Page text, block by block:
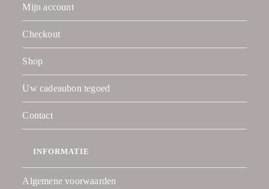
Mijn account
Checkout
Shop
Uw cadeaubon tegoed
Contact
INFORMATIE
Algemene voorwaarden